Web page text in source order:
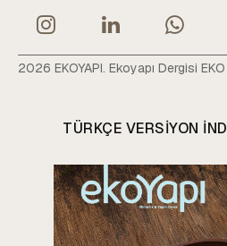
2026 EKOYAPI. Ekoyapı Dergisi EKO
TÜRKÇE VERSIYON